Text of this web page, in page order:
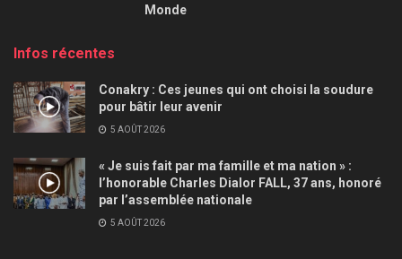
Monde
Infos récentes
Conakry : Ces jeunes qui ont choisi la soudure
pour bâtir leur avenir
5 AOÛT 2026
« Je suis fait par ma famille et ma nation » :
l’honorable Charles Dialor FALL, 37 ans, honoré
par l’assemblée nationale
5 AOÛT 2026